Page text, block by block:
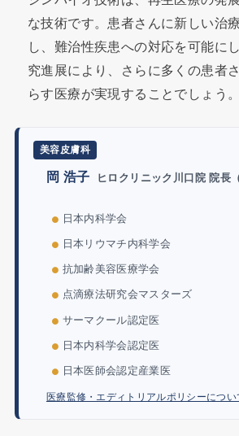
な技術です。患者さんに新しい治
し、難治性疾患への対応を可能に
究進展により、さらに多くの患者
らす医療が実現することでしょう。
美容皮膚科
岡 浩子 ヒロクリニック川口院 院長
日本内科学会
日本リウマチ内科学会
抗加齢美容医療学会
点滴療法研究会マスターズ
サーマクール認定医
日本内科学会認定医
日本医師会認定産業医
医療監修・エディトリアルポリシーについ